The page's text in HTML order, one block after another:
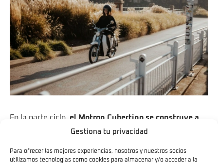
Gestiona tu privacidad
Para ofrecer las mejores experiencias, nosotros y nuestros socios
utilizamos tecnologías como cookies para almacenar y/o acceder a la
En la parte ciclo, el Motron Cubertino se construye a
partir de un chasis tubular de acero con un
suspensiones se recurre a una horquilla telescópica